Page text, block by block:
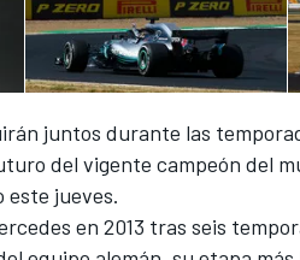
juntos durante las
del vigente campeón del
este jueves.
en 2013 tras seis